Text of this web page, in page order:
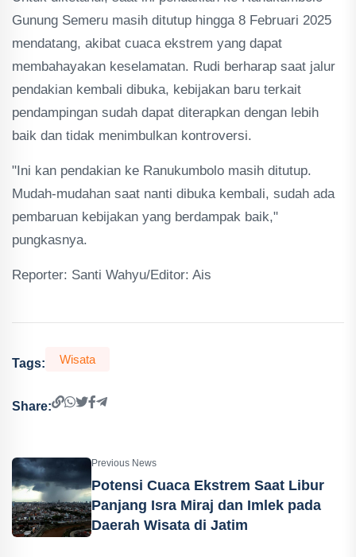
Gunung Semeru masih ditutup hingga 8 Februari 2025
mendatang, akibat cuaca ekstrem yang dapat
membahayakan keselamatan. Rudi berharap saat jalur
pendakian kembali dibuka, kebijakan baru terkait
pendampingan sudah dapat diterapkan dengan lebih
baik dan tidak menimbulkan kontroversi.
"Ini kan pendakian ke Ranukumbolo masih ditutup.
Mudah-mudahan saat nanti dibuka kembali, sudah ada
pembaruan kebijakan yang berdampak baik,"
pungkasnya.
Reporter: Santi Wahyu/Editor: Ais
Tags: Wisata
Share:
Previous News
Potensi Cuaca Ekstrem Saat Libur
Panjang Isra Miraj dan Imlek pada
Daerah Wisata di Jatim